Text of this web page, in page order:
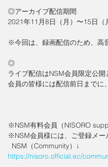
◎アーカイブ配信期間
2021年11月8日（月）〜15日（
※今回は、録画配信のため、高
◎
ライブ配信はNSM会員限定公開
会員の皆様には配信前日までに
※NSM有料会員（NISORO
※NSM会員様には、ご登録メー
  NSM（Community）↓
https://nisoro.official.ec/